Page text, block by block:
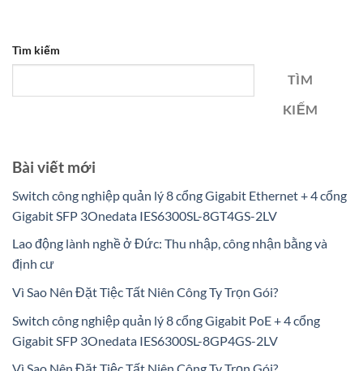
Tìm kiếm
TÌM
KIẾM
Bài viết mới
Switch công nghiệp quản lý 8 cổng Gigabit Ethernet + 4 cổng
Gigabit SFP 3Onedata IES6300SL-8GT4GS-2LV
Lao động lành nghề ở Đức: Thu nhập, công nhận bằng và
định cư
Vì Sao Nên Đặt Tiệc Tất Niên Công Ty Trọn Gói?
Switch công nghiệp quản lý 8 cổng Gigabit PoE + 4 cổng
Gigabit SFP 3Onedata IES6300SL-8GP4GS-2LV